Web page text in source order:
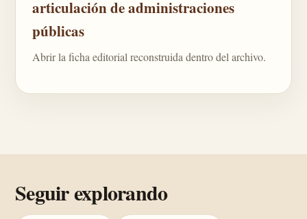
articulación de administraciones
públicas
Abrir la ficha editorial reconstruida dentro del archivo.
Seguir explorando